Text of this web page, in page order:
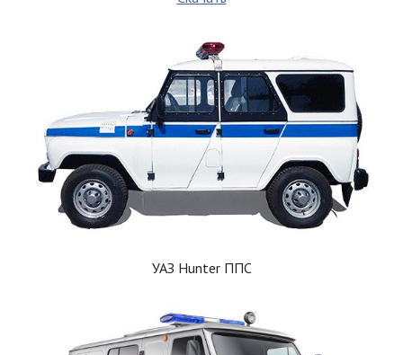
УАЗ Hunter ППС